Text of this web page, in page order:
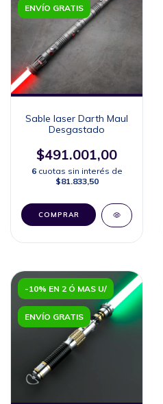
ENVÍO GRATIS
Sable laser Darth Maul
Desgastado
$491.001,00
6 cuotas sin interés de
$81.833,50
COMPRAR
-10% EN 2 Ó MAS U/
ENVÍO GRATIS